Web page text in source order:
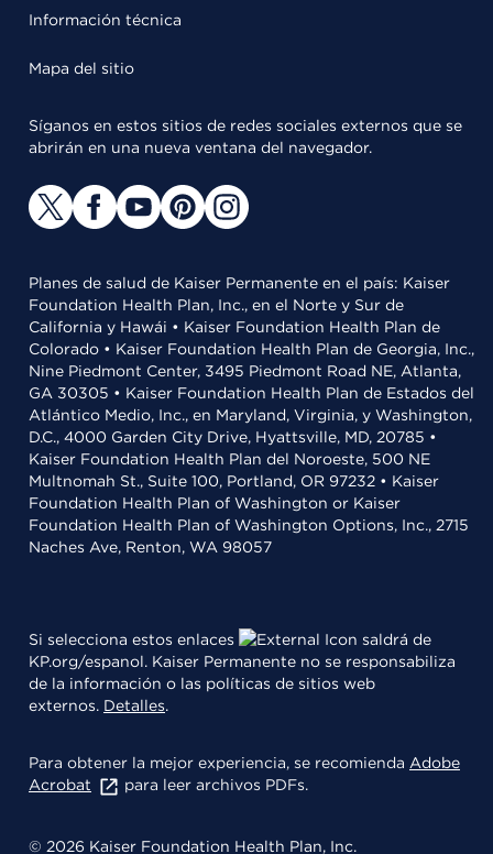
Información técnica
Mapa del sitio
Síganos en estos sitios de redes sociales externos que se
abrirán en una nueva ventana del navegador.
Planes de salud de Kaiser Permanente en el país: Kaiser
Foundation Health Plan, Inc., en el Norte y Sur de
California y Hawái • Kaiser Foundation Health Plan de
Colorado • Kaiser Foundation Health Plan de Georgia, Inc.,
Nine Piedmont Center, 3495 Piedmont Road NE, Atlanta,
GA 30305 • Kaiser Foundation Health Plan de Estados del
Atlántico Medio, Inc., en Maryland, Virginia, y Washington,
D.C., 4000 Garden City Drive, Hyattsville, MD, 20785 •
Kaiser Foundation Health Plan del Noroeste, 500 NE
Multnomah St., Suite 100, Portland, OR 97232 • Kaiser
Foundation Health Plan of Washington or Kaiser
Foundation Health Plan of Washington Options, Inc., 2715
Naches Ave, Renton, WA 98057
Si selecciona estos enlaces
saldrá de
KP.org/espanol. Kaiser Permanente no se responsabiliza
de la información o las políticas de sitios web
externos. Detalles.
Para obtener la mejor experiencia, se recomienda Adobe
Acrobat
para leer archivos PDFs.
© 2026 Kaiser Foundation Health Plan, Inc.